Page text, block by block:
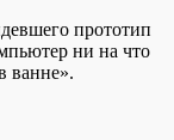
прототип
ни на что
ванне».